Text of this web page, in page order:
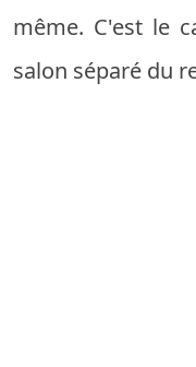
même. C'est le
salon séparé du